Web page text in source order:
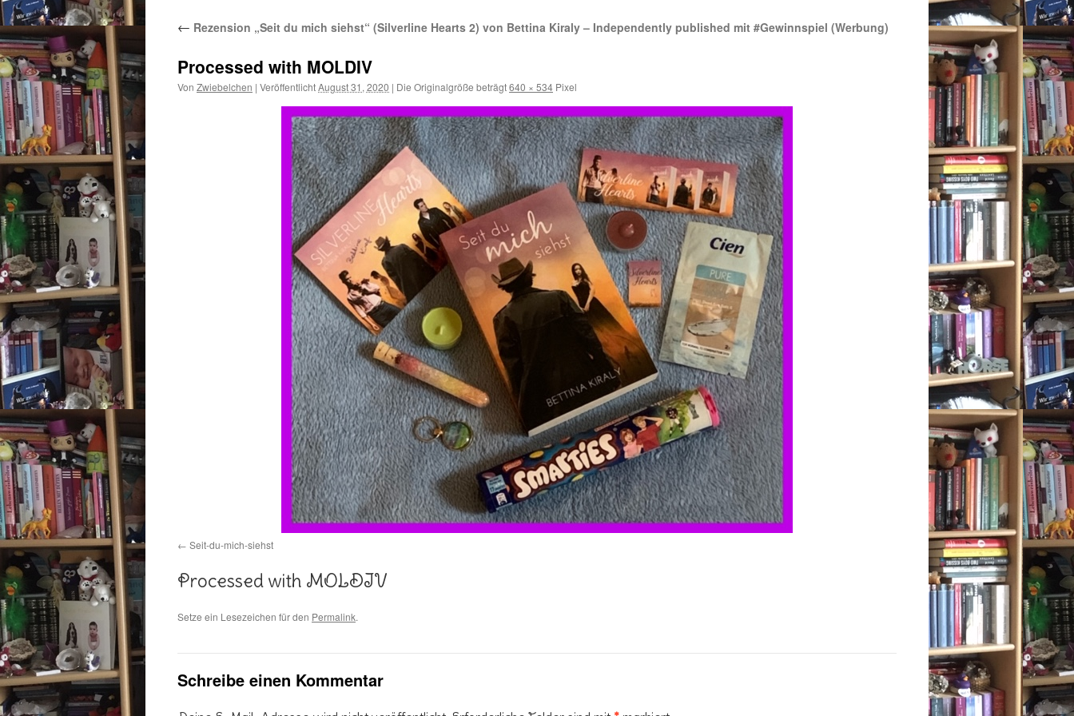
← Rezension „Seit du mich siehst“ (Silverline Hearts 2) von Bettina Kiraly – Independently published mit #Gewinnspiel (Werbung)
Processed with MOLDIV
Von Zwiebelchen | VeröffentlichtAugust 31, 2020 | Die Originalgröße beträgt640 × 534 Pixel
Seit-du-mich-siehst
Processed with MOLDIV
Setze ein Lesezeichen für den Permalink.
Schreibe einen Kommentar